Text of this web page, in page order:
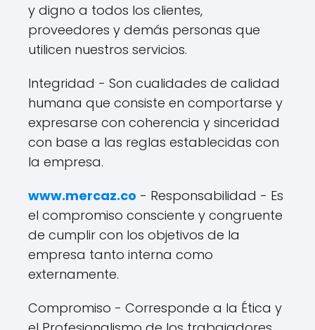
y digno a todos los clientes,
proveedores y demás personas que
utilicen nuestros servicios.
Integridad - Son cualidades de calidad
humana que consiste en comportarse y
expresarse con coherencia y sinceridad
con base a las reglas establecidas con
la empresa.
www.mercaz.co - Responsabilidad - Es
el compromiso consciente y congruente
de cumplir con los objetivos de la
empresa tanto interna como
externamente.
Compromiso - Corresponde a la Ética y